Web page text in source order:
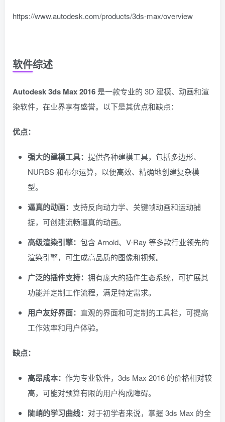
https://www.autodesk.com/products/3ds-max/overview
软件综述
Autodesk 3ds Max 2016 是一款专业的 3D 建模、动画和渲
染软件，在业界享有盛誉。以下是其优点和缺点：
优点：
强大的建模工具： 提供各种建模工具，包括多边形、
NURBS 和布尔运算，以便高效、精确地创建复杂模
型。
逼真的动画： 支持反向动力学、关键帧动画和运动捕
捉，可创建流畅逼真的动画。
高级渲染引擎： 包含 Arnold、V-Ray 等多款行业领先的
渲染引擎，可生成高品质的图像和视频。
广泛的插件支持： 拥有庞大的插件生态系统，可扩展其
功能并定制工作流程，满足特定需求。
用户友好界面： 直观的界面和可定制的工具栏，可提高
工作效率和用户体验。
缺点：
高昂成本： 作为专业软件，3ds Max 2016 的价格相对较
高，可能对预算有限的用户构成障碍。
陡峭的学习曲线： 对于初学者来说，掌握 3ds Max 的全